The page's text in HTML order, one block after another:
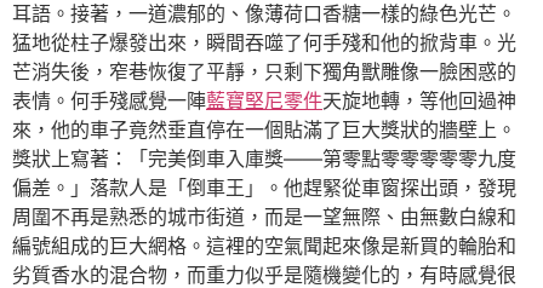
耳語。接著，一道濃郁的、像薄荷口香糖一樣的綠色光芒。
猛地從柱子爆發出來，瞬間吞噬了何手殘和他的掀背車。光
芒消失後，窄巷恢復了平靜，只剩下獨角獸雕像一臉困惑的
表情。何手殘感覺一陣藍寶堅尼零件天旋地轉，等他回過神
來，他的車子竟然垂直停在一個貼滿了巨大獎狀的牆壁上。
獎狀上寫著：「完美倒車入庫獎——第零點零零零零零九度
偏差。」落款人是「倒車王」。他趕緊從車窗探出頭，發現
周圍不再是熟悉的城市街道，而是一望無際、由無數白線和
編號組成的巨大網格。這裡的空氣聞起來像是新買的輪胎和
劣質香水的混合物，而重力似乎是隨機變化的，有時感覺很